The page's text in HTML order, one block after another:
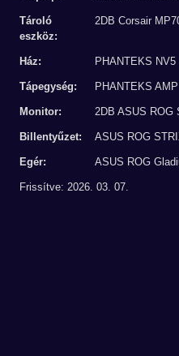
Tároló
eszköz:
2DB Corsair
Ház: PHANTEKS NV5
Tápegység: PHANTEKS
Monitor: 2DB ASUS ROG
Billentyűzet: ASUS ROG
Egér: ASUS ROG
Frissítve: 2026. 03. 07.